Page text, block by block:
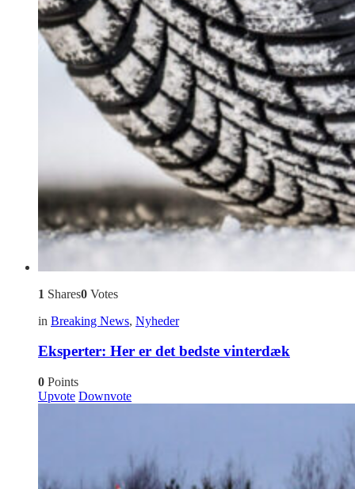
1 Shares0 Votes
in Breaking News, Nyheder
Eksperter: Her er det bedste vinterdæk
0 Points
Upvote Downvote